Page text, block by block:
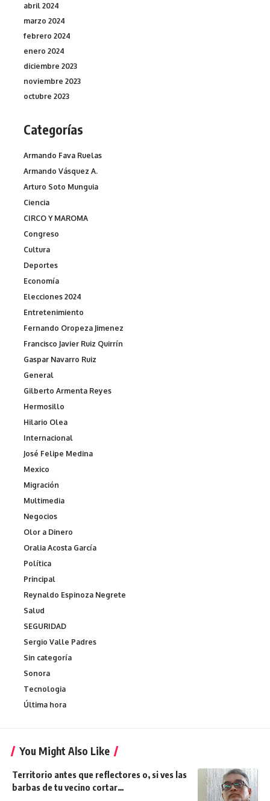
abril 2024
marzo 2024
febrero 2024
enero 2024
diciembre 2023
noviembre 2023
octubre 2023
Categorías
Armando Fava Ruelas
Armando Vásquez A.
Arturo Soto Munguia
Ciencia
CIRCO Y MAROMA
Congreso
Cultura
Deportes
Economía
Elecciones 2024
Entretenimiento
Fernando Oropeza Jimenez
Francisco Javier Ruiz Quirrín
Gaspar Navarro Ruiz
General
Gilberto Armenta Reyes
Hermosillo
Hilario Olea
Internacional
José Felipe Medina
Mexico
Migración
Multimedia
Negocios
Olor a Dinero
Oralia Acosta García
Política
Principal
Reynaldo Espinoza Negrete
Salud
SEGURIDAD
Sergio Valle Padres
Sin categoría
Sonora
Tecnologia
Última hora
You Might Also Like
Territorio antes que reflectores o, si ves las
barbas de tu vecino cortar…